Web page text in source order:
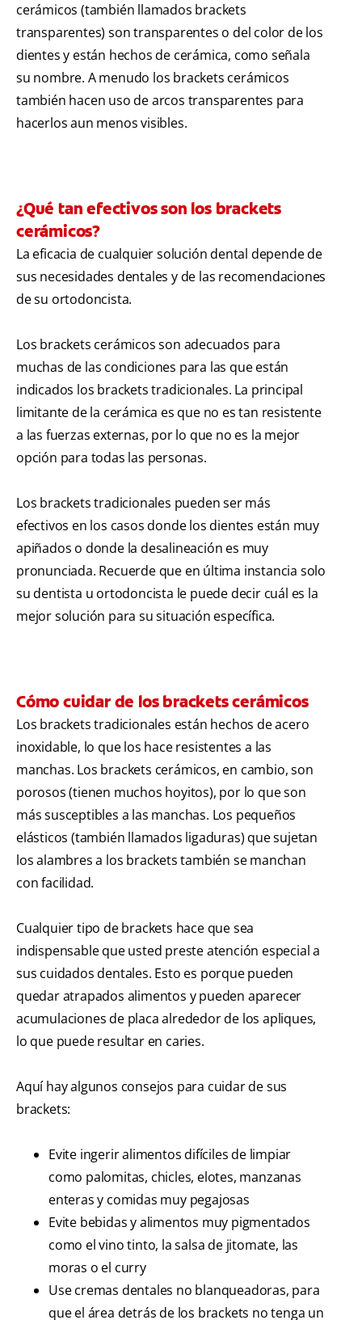
cerámicos (también llamados brackets
transparentes) son transparentes o del color de los
dientes y están hechos de cerámica, como señala
su nombre. A menudo los brackets cerámicos
también hacen uso de arcos transparentes para
hacerlos aun menos visibles.
¿Qué tan efectivos son los brackets
cerámicos?
La eficacia de cualquier solución dental depende de
sus necesidades dentales y de las recomendaciones
de su ortodoncista.
Los brackets cerámicos son adecuados para
muchas de las condiciones para las que están
indicados los brackets tradicionales. La principal
limitante de la cerámica es que no es tan resistente
a las fuerzas externas, por lo que no es la mejor
opción para todas las personas.
Los brackets tradicionales pueden ser más
efectivos en los casos donde los dientes están muy
apiñados o donde la desalineación es muy
pronunciada. Recuerde que en última instancia solo
su dentista u ortodoncista le puede decir cuál es la
mejor solución para su situación específica.
Cómo cuidar de los brackets cerámicos
Los brackets tradicionales están hechos de acero
inoxidable, lo que los hace resistentes a las
manchas. Los brackets cerámicos, en cambio, son
porosos (tienen muchos hoyitos), por lo que son
más susceptibles a las manchas. Los pequeños
elásticos (también llamados ligaduras) que sujetan
los alambres a los brackets también se manchan
con facilidad.
Cualquier tipo de brackets hace que sea
indispensable que usted preste atención especial a
sus cuidados dentales. Esto es porque pueden
quedar atrapados alimentos y pueden aparecer
acumulaciones de placa alrededor de los apliques,
lo que puede resultar en caries.
Aquí hay algunos consejos para cuidar de sus
brackets:
Evite ingerir alimentos difíciles de limpiar
como palomitas, chicles, elotes, manzanas
enteras y comidas muy pegajosas
Evite bebidas y alimentos muy pigmentados
como el vino tinto, la salsa de jitomate, las
moras o el curry
Use cremas dentales no blanqueadoras, para
que el área detrás de los brackets no tenga un